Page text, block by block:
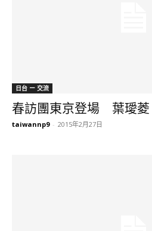
日台 ー 交流
春訪團東京登場 葉璦菱
taiwannp9 - 2015年2月27日